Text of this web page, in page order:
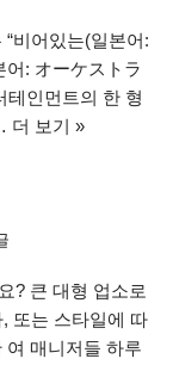
비어있는(일본어:
: オーケストラ
테인먼트의 한 형
더 보기 »
? 큰 대형 업소로
또는 스타일에 따
여 매니저들 하루